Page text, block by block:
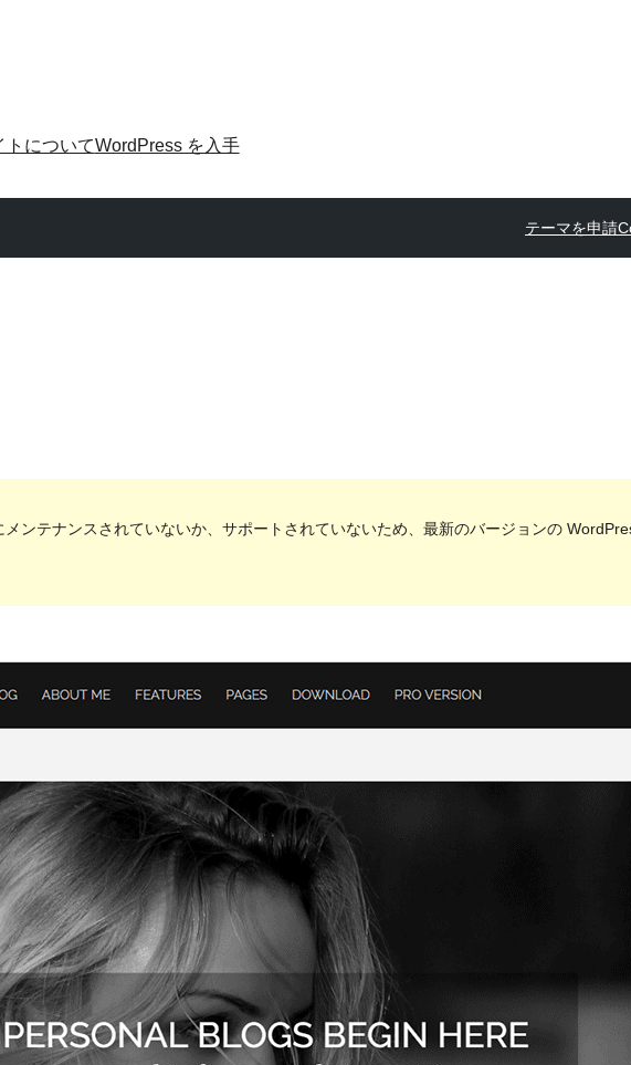
トについてWordPress を入手
テーマを申請
メンテナンスされていないか、サポートされていないため、最新のバージョンの